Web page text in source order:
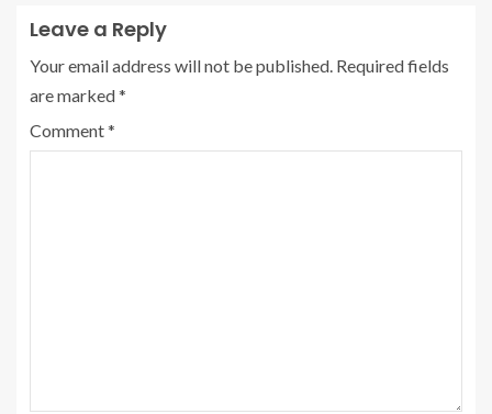
Leave a Reply
Your email address will not be published. Required fields
are marked*
Comment*